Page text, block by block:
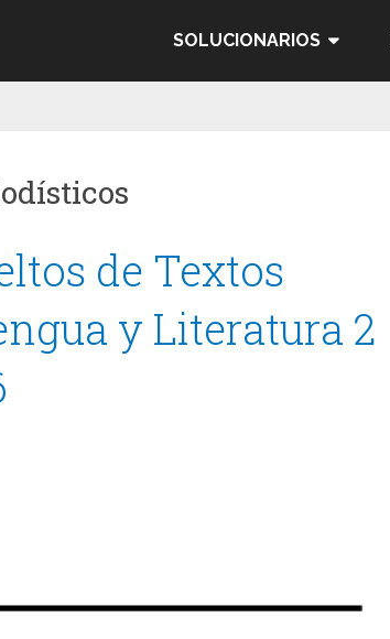
SOLUCIONARIOS
de Textos
y Literatura 2